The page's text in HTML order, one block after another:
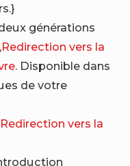
générations
Redirection vers la
. Disponible dans
de votre
Redirection vers la